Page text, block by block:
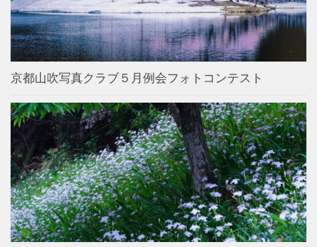
京都山吹写真クラブ５月例会フォトコンテスト